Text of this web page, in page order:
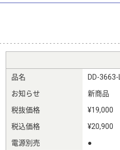
品名
DD-3663-
お知らせ
新商品
税抜価格
¥19,000
税込価格
¥20,900
電源別売
●